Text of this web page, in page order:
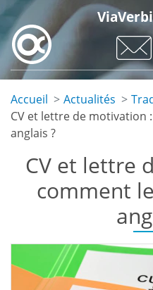
Skip
main
content
Accueil Actualités
CV et lettre de motivation
anglais ?
CV et lettre
comment